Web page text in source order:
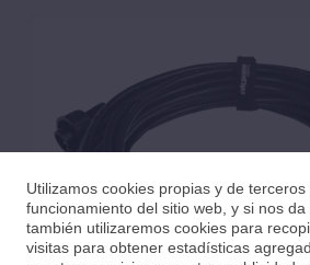
Utilizamos cookies propias y de
funcionamiento del sitio web, y si nos da
también utilizaremos cookies para
visitas para obtener estadísticas